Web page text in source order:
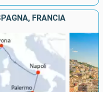
FRANCIA